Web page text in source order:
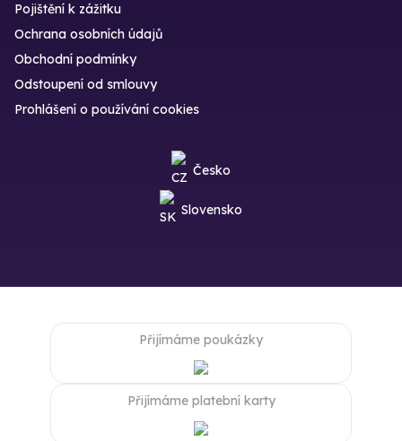
Pojištění k zážitku
Ochrana osobních údajů
Obchodní podmínky
Odstoupení od smlouvy
Prohlášení o používání cookies
Česko
Slovensko
Přijímáme poukázky
Přijímáme platební karty